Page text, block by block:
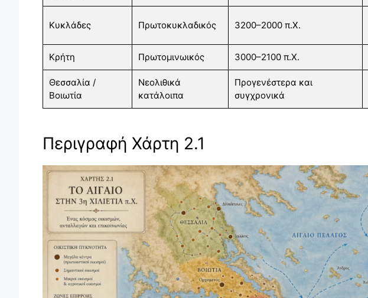
Κυκλάδες Πρωτοκυκλαδικός 3200–2000 π.Χ.
Κρήτη Πρωτομινωικός 3000–2100 π.Χ.
Θεσσαλία /
Βοιωτία
Νεολιθικά
κατάλοιπα
Προγενέστερα και
συγχρονικά
Περιγραφή Χάρτη 2.1